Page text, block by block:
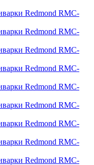
Redmond RMC-
Redmond RMC-
Redmond RMC-
Redmond RMC-
Redmond RMC-
Redmond RMC-
Redmond RMC-
Redmond RMC-
Redmond RMC-